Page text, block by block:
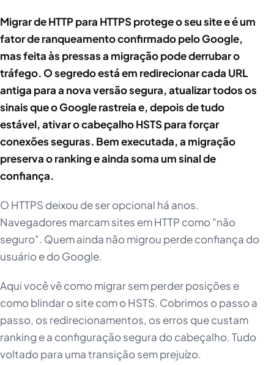
Migrar de HTTP para HTTPS protege o seu site e é um
fator de ranqueamento confirmado pelo Google,
mas feita às pressas a migração pode derrubar o
tráfego. O segredo está em redirecionar cada URL
antiga para a nova versão segura, atualizar todos os
sinais que o Google rastreia e, depois de tudo
estável, ativar o cabeçalho HSTS para forçar
conexões seguras. Bem executada, a migração
preserva o ranking e ainda soma um sinal de
confiança.
O HTTPS deixou de ser opcional há anos.
Navegadores marcam sites em HTTP como "não
seguro". Quem ainda não migrou perde confiança do
usuário e do Google.
Aqui você vê como migrar sem perder posições e
como blindar o site com o HSTS. Cobrimos o passo a
passo, os redirecionamentos, os erros que custam
ranking e a configuração segura do cabeçalho. Tudo
voltado para uma transição sem prejuízo.